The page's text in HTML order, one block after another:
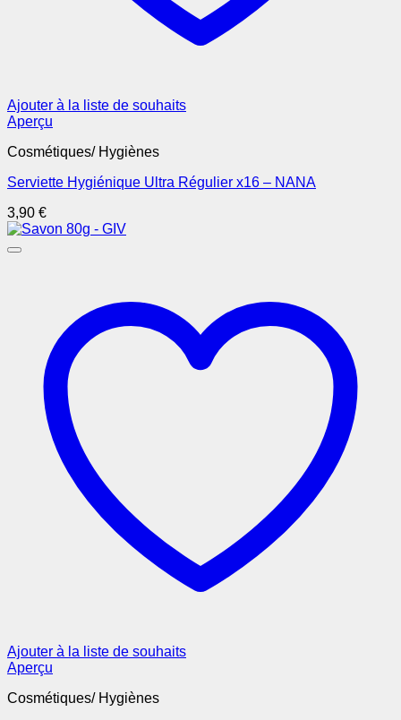
Ajouter à la liste de souhaits
Aperçu
Cosmétiques/ Hygiènes
Serviette Hygiénique Ultra Régulier x16 – NANA
3,90 €
Ajouter à la liste de souhaits
Aperçu
Cosmétiques/ Hygiènes